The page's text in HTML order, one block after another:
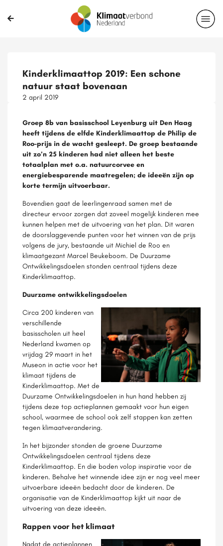
Kinderklimaattop 2019: Een schone
natuur staat bovenaan
2 april 2019
Groep 8b van basisschool Leyenburg uit Den Haag
heeft tijdens de elfde Kinderklimaattop de Philip de
Roo-prijs in de wacht gesleept. De groep bestaande
uit zo’n 25 kinderen had niet alleen het beste
totaalplan met o.a. natuurcorvee en
energiebesparende maatregelen; de ideeën zijn op
korte termijn uitvoerbaar.
Bovendien gaat de leerlingenraad samen met de
directeur ervoor zorgen dat zoveel mogelijk kinderen mee
kunnen helpen met de uitvoering van het plan. Dit waren
de doorslaggevende punten voor het winnen van de prijs
volgens de jury, bestaande uit Michiel de Roo en
klimaatgezant Marcel Beukeboom. De Duurzame
Ontwikkelingsdoelen stonden centraal tijdens deze
Kinderklimaattop.
Duurzame ontwikkelingsdoelen
Circa 200 kinderen van
verschillende
basisscholen uit heel
Nederland kwamen op
vrijdag 29 maart in het
Museon in actie voor het
klimaat tijdens de
Kinderklimaattop. Met de
Duurzame Ontwikkelingsdoelen in hun hand hebben zij
tijdens deze top actieplannen gemaakt voor hun eigen
school, waarmee de school ook zelf stappen kan zetten
tegen klimaatverandering.
In het bijzonder stonden de groene Duurzame
Ontwikkelingsdoelen centraal tijdens deze
Kinderklimaattop. En die boden volop inspiratie voor de
kinderen. Behalve het winnende idee zijn er nog veel meer
uitvoerbare ideeën bedacht door de kinderen. De
organisatie van de Kinderklimaattop kijkt uit naar de
uitvoering van deze ideeën.
Rappen voor het klimaat
Nadat de actieplannen